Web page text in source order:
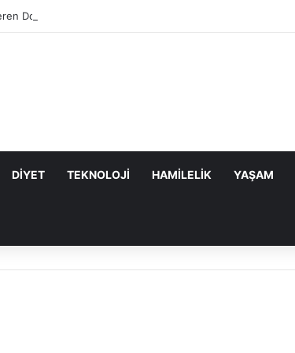
Doğal Maskeler Nasıl Yapılır?
DIYET TEKNOLOJI HAMILELIK YAŞAM